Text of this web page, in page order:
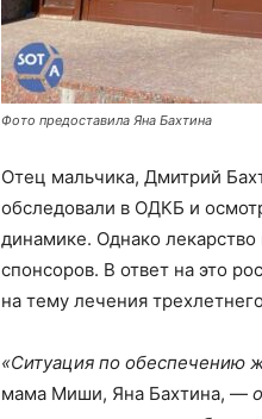
Фото предоставила Яна Бахтина
Отец мальчика, Дмитрий
обследовали в ОДКБ и
динамике. Однако
спонсоров. В ответ на это
на тему лечения
«Ситуация по обеспечению
мама Миши, Яна Бахтина, —